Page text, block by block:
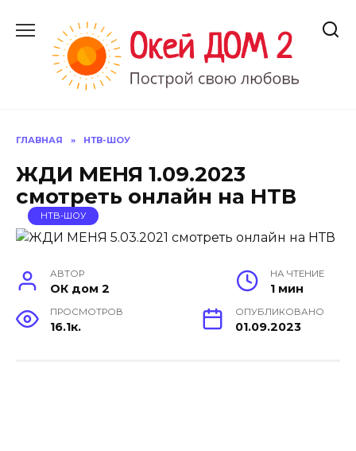
содержанию
ГЛАВНАЯ » НТВ-ШОУ
ЖДИ МЕНЯ 1.09.2023
смотреть онлайн на НТВ
НТВ-ШОУ
АВТОР
ОК дом 2
НА ЧТЕНИЕ
1 мин
ПРОСМОТРОВ
16.1к.
ОПУБЛИКОВАНО
01.09.2023